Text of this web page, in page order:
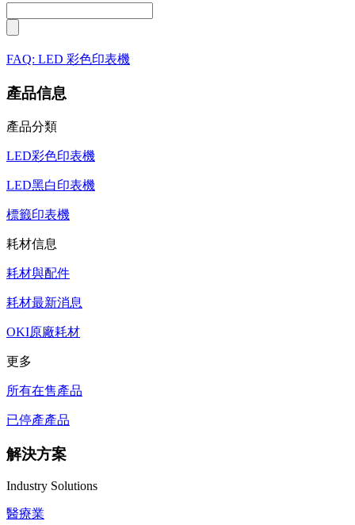
FAQ: LED 彩色印表機
產品信息
產品分類
LED彩色印表機
LED黑白印表機
標籤印表機
耗材信息
耗材與配件
耗材最新消息
OKI原廠耗材
更多
所有在售產品
已停產產品
解決方案
Industry Solutions
醫療業